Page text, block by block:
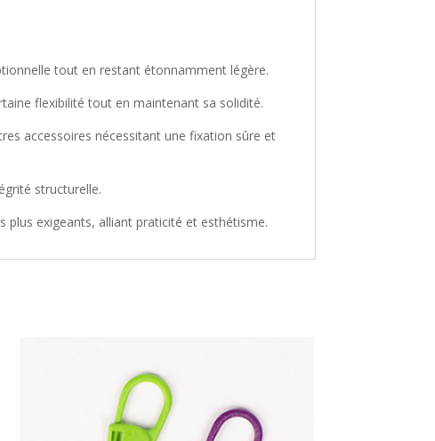
tout en restant étonnamment légère.
flexibilité tout en maintenant sa solidité.
accessoires nécessitant une fixation sûre et
structurelle.
plus exigeants, alliant praticité et esthétisme.